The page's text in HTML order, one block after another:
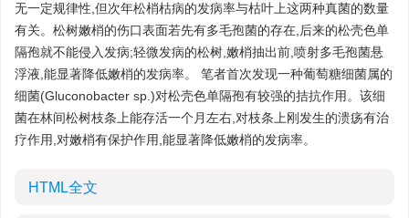
无一定规律性,但次年松梢枯病的发病率与枯叶上这两种真菌的数量
有关。松树嫩梢的伤口表面若先有多毛孢菌的存在,后来的松壳色单
隔孢就不能侵入发病;轻微发病的松树,嫩梢抽出前,喷射多毛孢菌悬
浮液,能显著降低嫩梢的发病率。 笔者首次发现一种葡萄糖细菌属的
细菌(Gluconobacter sp.)对松壳色单隔孢有较强的拮抗作用。该细
菌在林间松树枝条上能存活一个月左右,对枝条上刚发生的溃疡有治
疗作用,对嫩梢有保护作用,能显著降低嫩梢的发病率。
HTML全文